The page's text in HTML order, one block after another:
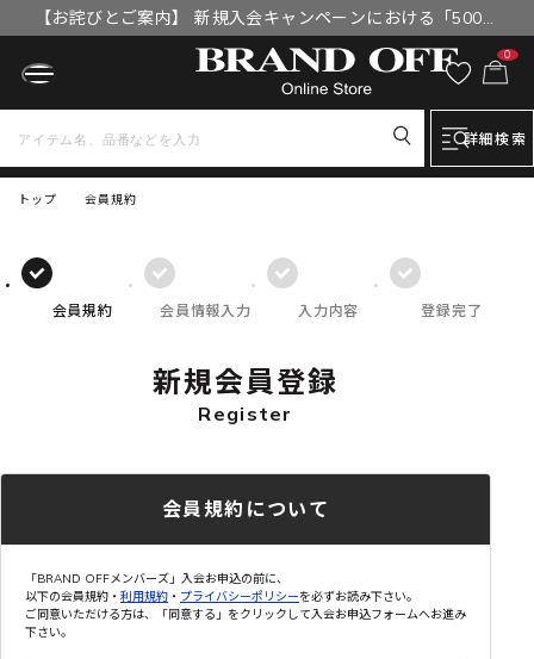
【お詫びとご案内】 新規入会キャンペーンにおける「500円
OFFクーポン」付与漏れと補填について
0
詳細検索
トップ 会員規約
会員規約 会員情報入力 入力内容 登録完了
新規会員登録
Register
会員規約について
「BRAND OFFメンバーズ」入会お申込の前に、
以下の会員規約・ 利用規約 ・ プライバシーポリシーを必ずお読み下さい。
ご同意いただける方は、「同意する」をクリックして入会お申込フォームへお進み
下さい。